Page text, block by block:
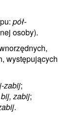
pół-
osoby).
występujących
zabij;
bij, zabij;
.